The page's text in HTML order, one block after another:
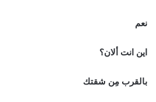
نعم
اين انت ألان؟
بالقرب مِن شقتك